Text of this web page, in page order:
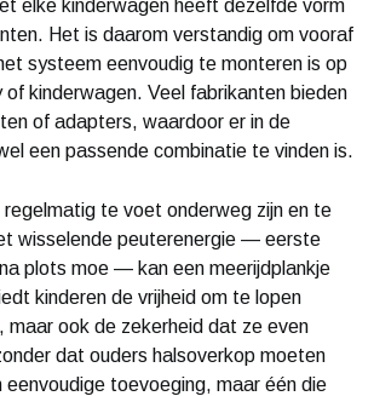
elke kinderwagen heeft dezelfde vorm
Het is daarom verstandig om vooraf
systeem eenvoudig te monteren is op
of kinderwagen. Veel fabrikanten bieden
of adapters, waardoor er in de
een passende combinatie te vinden is.
regelmatig te voet onderweg zijn en te
wisselende peuterenergie — eerste
plots moe — kan een meerijdplankje
kinderen de vrijheid om te lopen
maar ook de zekerheid dat ze even
dat ouders halsoverkop moeten
eenvoudige toevoeging, maar één die